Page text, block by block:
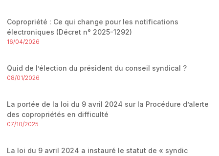
Copropriété : Ce qui change pour les notifications
électroniques (Décret n° 2025-1292)
16/04/2026
Quid de l’élection du président du conseil syndical ?
08/01/2026
La portée de la loi du 9 avril 2024 sur la Procédure d’alerte
des copropriétés en difficulté
07/10/2025
La loi du 9 avril 2024 a instauré le statut de « syndic